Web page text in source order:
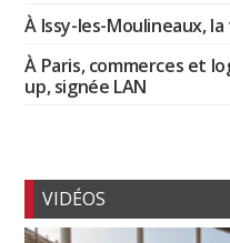
À Issy-les-Moulineaux,
À Paris, commerces et
up, signée LAN
VIDÉOS